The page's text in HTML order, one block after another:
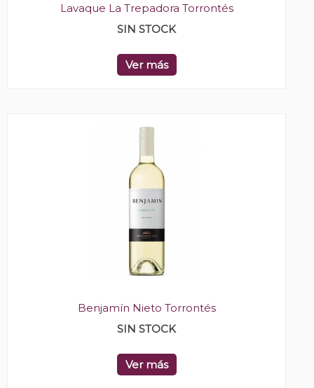
Lavaque La Trepadora Torrontés
SIN STOCK
Ver más
Benjamín Nieto Torrontés
SIN STOCK
Ver más